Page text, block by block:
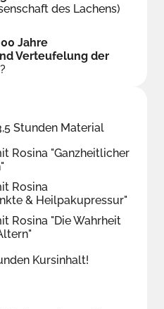
des Lachens)
Jahre
Verteufelung der
Stunden Material
Rosina "Ganzheitlicher
Rosina
& Heilpakupressur"
Rosina "Die Wahrheit
Kursinhalt!